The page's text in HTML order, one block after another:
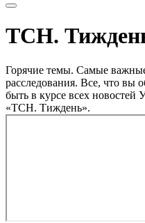
ТСН.
Горячие темы. Самые
расследования. Все, что вы
быть в курсе всех новостей
«ТСН. Тиждень».